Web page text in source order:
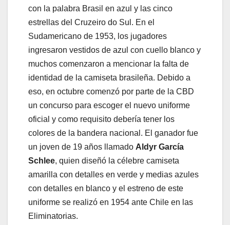
con la palabra Brasil en azul y las cinco
estrellas del Cruzeiro do Sul. En el
Sudamericano de 1953, los jugadores
ingresaron vestidos de azul con cuello blanco y
muchos comenzaron a mencionar la falta de
identidad de la camiseta brasileña. Debido a
eso, en octubre comenzó por parte de la CBD
un concurso para escoger el nuevo uniforme
oficial y como requisito debería tener los
colores de la bandera nacional. El ganador fue
un joven de 19 años llamado Aldyr García
Schlee, quien diseñó la célebre camiseta
amarilla con detalles en verde y medias azules
con detalles en blanco y el estreno de este
uniforme se realizó en 1954 ante Chile en las
Eliminatorias.